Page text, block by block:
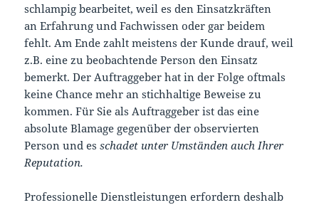
schlampig bearbeitet, weil es den Einsatzkräften
an Erfahrung und Fachwissen oder gar beidem
fehlt. Am Ende zahlt meistens der Kunde drauf, weil
z.B. eine zu beobachtende Person den Einsatz
bemerkt. Der Auftraggeber hat in der Folge oftmals
keine Chance mehr an stichhaltige Beweise zu
kommen. Für Sie als Auftraggeber ist das eine
absolute Blamage gegenüber der observierten
Person und esschadet unter Umständen auch Ihrer
Reputation.
Professionelle Dienstleistungen erfordern deshalb